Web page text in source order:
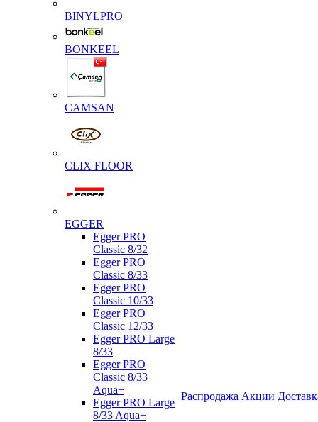
BINYLPRO
BONKEEL
CAMSAN
CLIX FLOOR
EGGER
Egger PRO
Classic 8/32
Egger PRO
Classic 8/33
Egger PRO
Classic 10/33
Egger PRO
Classic 12/33
Egger PRO Large
8/33
Egger PRO
Classic 8/33
Aqua+
Egger PRO Large
8/33 Aqua+
Распродажа Акции